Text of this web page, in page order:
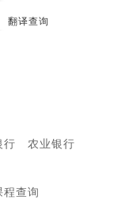
翻译查询
行 农业银行
程查询